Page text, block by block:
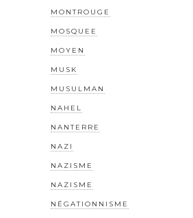
MONTROUGE
MOSQUEE
MOYEN
MUSK
MUSULMAN
NAHEL
NANTERRE
NAZI
NAZISME
NAZISME
NÉGATIONNISME